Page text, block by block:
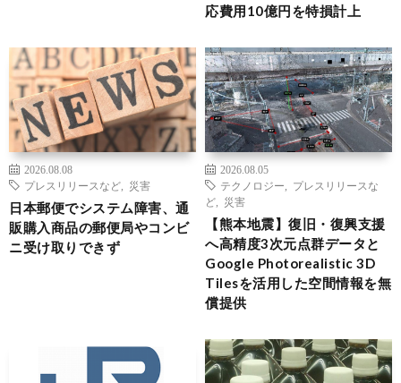
応費用10億円を特損計上
2026.08.08
プレスリリースなど
災害
日本郵便でシステム障害、通
販購入商品の郵便局やコンビ
ニ受け取りできず
2026.08.05
テクノロジー
プレスリリースな
ど
災害
【熊本地震】復旧・復興支援
へ高精度3次元点群データと
Google Photorealistic 3D
Tilesを活用した空間情報を無
償提供